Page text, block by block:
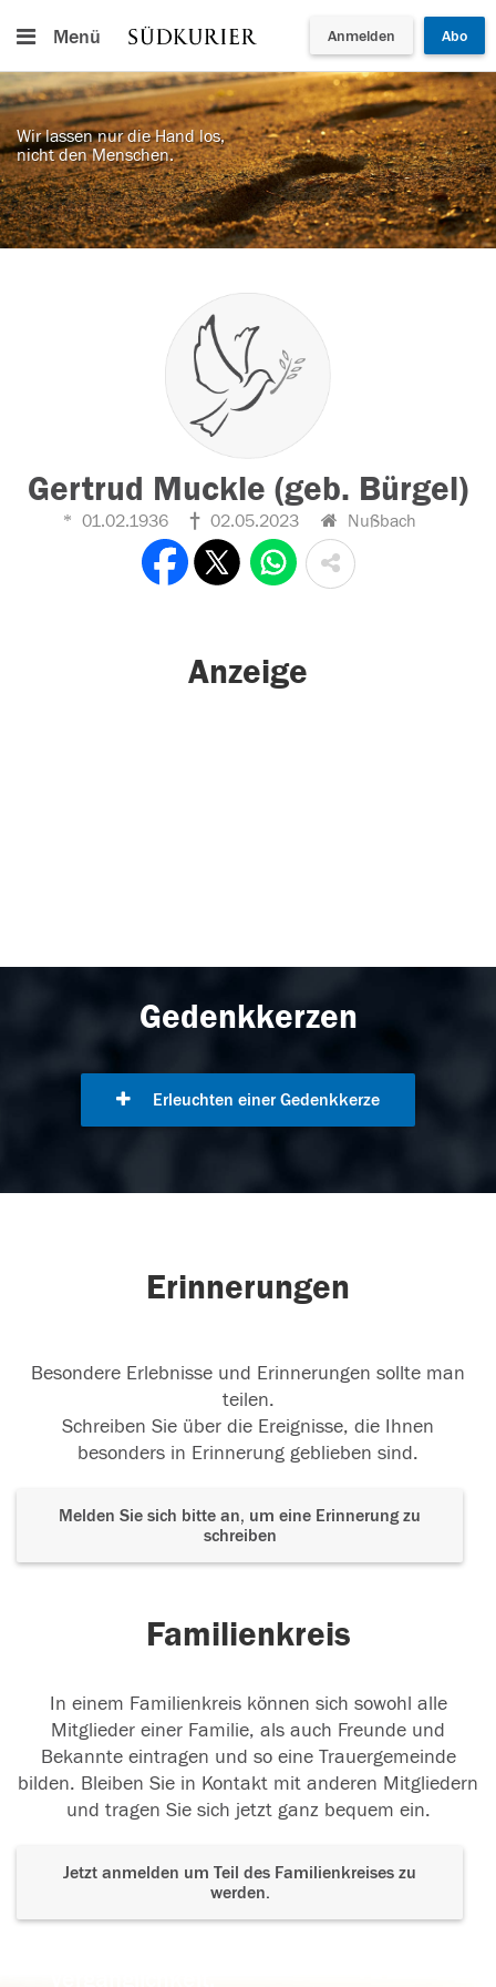
Menü Anmelden Abo
Wir lassen nur die Hand los,
nicht den Menschen.
Gertrud Muckle (geb. Bürgel)
01.02.1936 02.05.2023 Nußbach
Anzeige
Gedenkkerzen
Erleuchten einer Gedenkkerze
Erinnerungen
Besondere Erlebnisse und Erinnerungen sollte man
teilen.
Schreiben Sie über die Ereignisse, die Ihnen
besonders in Erinnerung geblieben sind.
Melden Sie sich bitte an, um eine Erinnerung zu
schreiben
Familienkreis
In einem Familienkreis können sich sowohl alle
Mitglieder einer Familie, als auch Freunde und
Bekannte eintragen und so eine Trauergemeinde
bilden. Bleiben Sie in Kontakt mit anderen Mitgliedern
und tragen Sie sich jetzt ganz bequem ein.
Jetzt anmelden um Teil des Familienkreises zu
werden.